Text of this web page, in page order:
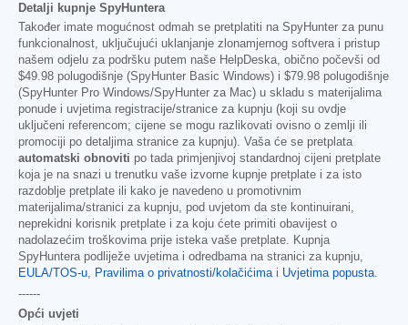
Detalji kupnje SpyHuntera
Također imate mogućnost odmah se pretplatiti na SpyHunter za punu
funkcionalnost, uključujući uklanjanje zlonamjernog softvera i pristup
našem odjelu za podršku putem naše HelpDeska, obično počevši od
$49.98 polugodišnje (SpyHunter Basic Windows) i $79.98 polugodišnje
(SpyHunter Pro Windows/SpyHunter za Mac) u skladu s materijalima
ponude i uvjetima registracije/stranice za kupnju (koji su ovdje
uključeni referencom; cijene se mogu razlikovati ovisno o zemlji ili
promociji po detaljima stranice za kupnju). Vaša će se pretplata
automatski obnoviti po tada primjenjivoj standardnoj cijeni pretplate
koja je na snazi u trenutku vaše izvorne kupnje pretplate i za isto
razdoblje pretplate ili kako je navedeno u promotivnim
materijalima/stranici za kupnju, pod uvjetom da ste kontinuirani,
neprekidni korisnik pretplate i za koju ćete primiti obavijest o
nadolazećim troškovima prije isteka vaše pretplate. Kupnja
SpyHuntera podliježe uvjetima i odredbama na stranici za kupnju,
EULA/TOS-u, Pravilima o privatnosti/kolačićimai Uvjetima popusta.
------
Opći uvjeti